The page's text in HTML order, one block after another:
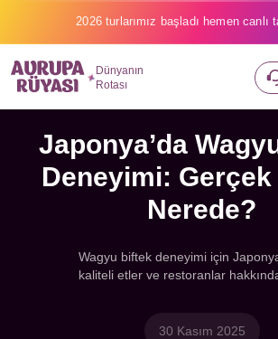
2026 turlarımız başladı hemen canlı
Dünyanın
Rotası
Japonya’da
Deneyimi: Gerçek
Nerede?
Wagyu biftek deneyimi için
kaliteli etler ve restoranlar
30 Kasım 2025